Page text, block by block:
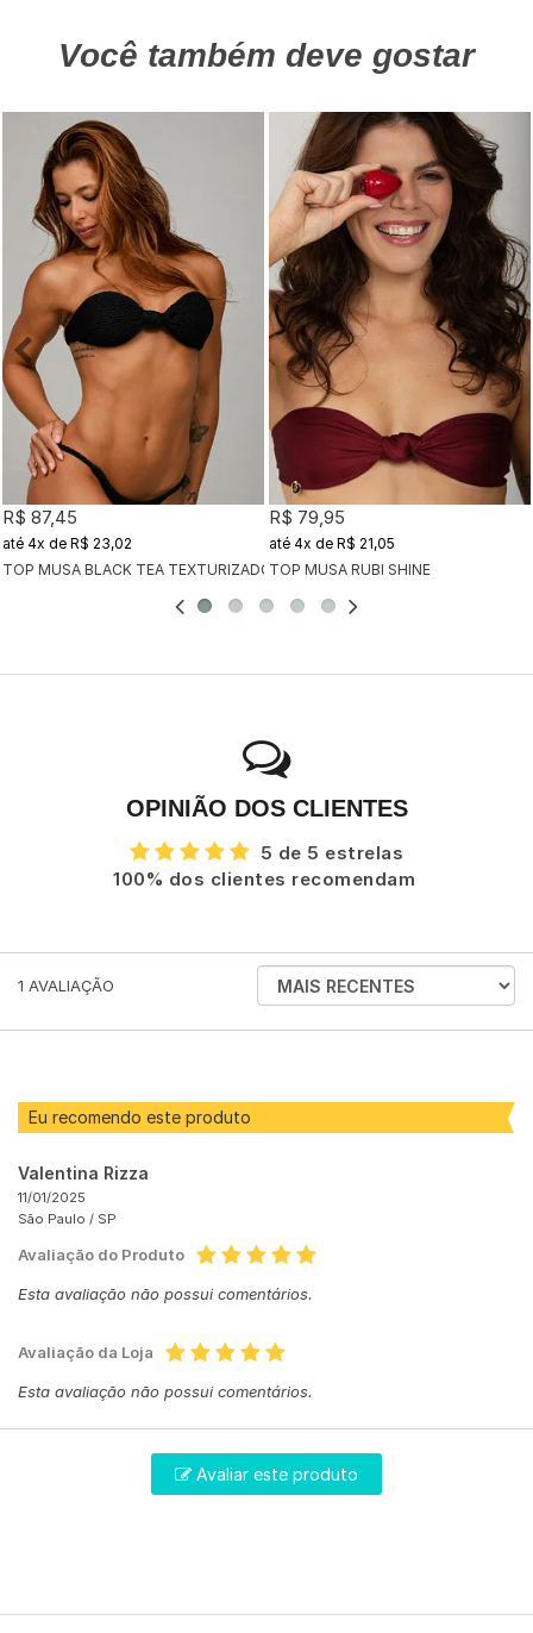
Você também deve gostar
TOP MUSA BLACK TEA TEXTURIZADO
R$ 87,45
4x de R$ 23,02
TOP MUSA RUBI SHINE
R$ 79,95
4x de R$ 21,05
OPINIÃO DOS CLIENTES
5 de 5 estrelas
100% dos clientes recomendam
1 AVALIAÇÃO
ORDENAR
AVALIAÇÕES
Eu recomendo este produto
Valentina Rizza
11/01/2025
São Paulo / SP
Avaliação do Produto
Esta avaliação não possui comentários.
Avaliação da Loja
Esta avaliação não possui comentários.
Avaliar este produto